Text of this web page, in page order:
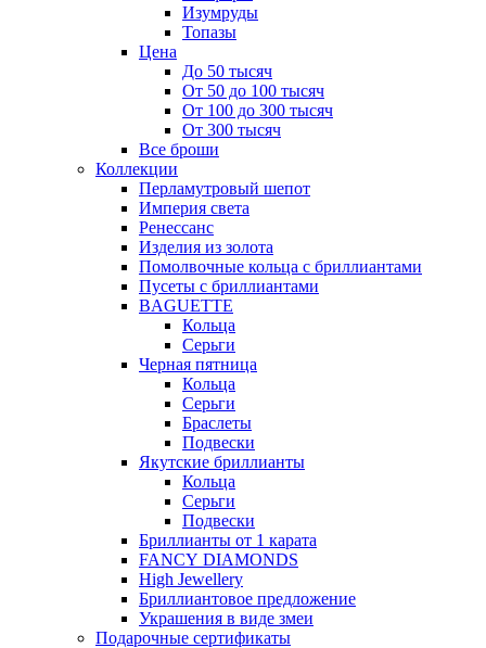
Изумруды
Топазы
Цена
До 50 тысяч
От 50 до 100 тысяч
От 100 до 300 тысяч
От 300 тысяч
Все броши
Коллекции
Перламутровый шепот
Империя света
Ренессанс
Изделия из золота
Помолвочные кольца с бриллиантами
Пусеты с бриллиантами
BAGUETTE
Кольца
Серьги
Черная пятница
Кольца
Серьги
Браслеты
Подвески
Якутские бриллианты
Кольца
Серьги
Подвески
Бриллианты от 1 карата
FANCY DIAMONDS
High Jewellery
Бриллиантовое предложение
Украшения в виде змеи
Подарочные сертификаты